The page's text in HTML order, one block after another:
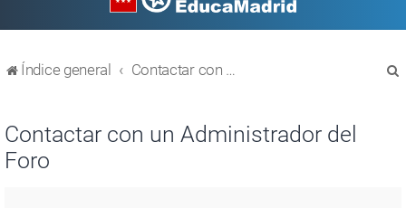
Índice general Contactar con un Administrador del Foro
Contactar con un Administrador del
Foro